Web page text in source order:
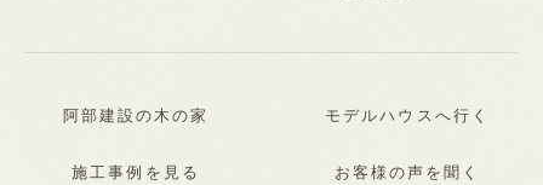
阿部建設の木の家 モデルハウスへ行く
施工事例を見る お客様の声を聞く